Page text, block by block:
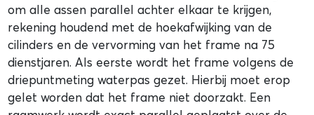
om alle assen parallel achter elkaar te krijgen,
rekening houdend met de hoekafwijking van de
cilinders en de vervorming van het frame na 75
dienstjaren. Als eerste wordt het frame volgens de
driepuntmeting waterpas gezet. Hierbij moet erop
gelet worden dat het frame niet doorzakt. Een